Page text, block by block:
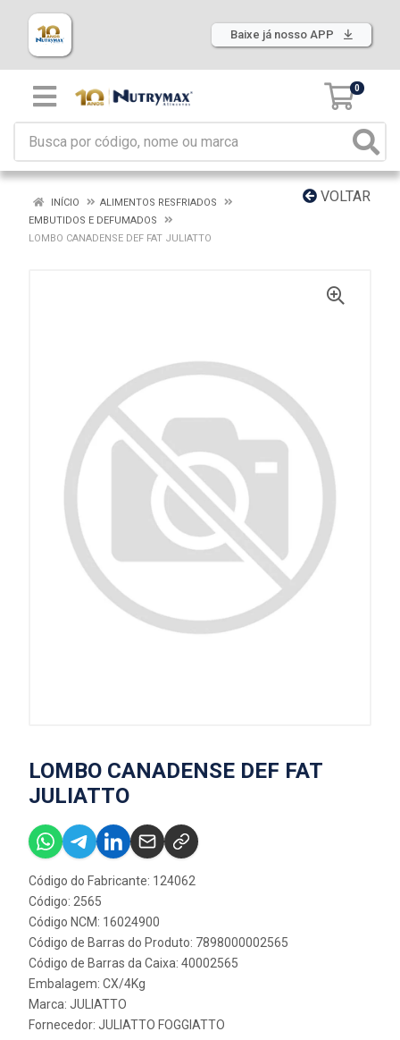
Baixe já nosso APP
0
VOLTAR
INÍCIO
ALIMENTOS RESFRIADOS
EMBUTIDOS E DEFUMADOS
LOMBO CANADENSE DEF FAT JULIATTO
LOMBO CANADENSE DEF FAT
JULIATTO
Código do Fabricante: 124062
Código: 2565
Código NCM: 16024900
Código de Barras do Produto: 7898000002565
Código de Barras da Caixa: 40002565
Embalagem: CX/4Kg
Marca: JULIATTO
Fornecedor: JULIATTO FOGGIATTO